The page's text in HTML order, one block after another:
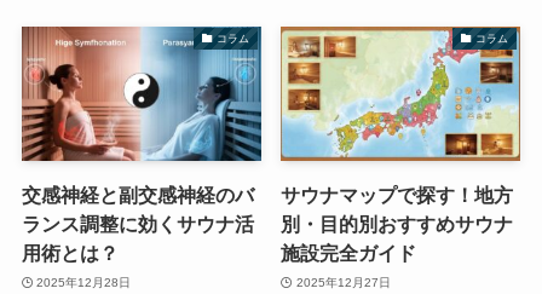
コラム
交感神経と副交感神経のバ
ランス調整に効くサウナ活
用術とは？
2025年12月28日
コラム
サウナマップで探す！地方
別・目的別おすすめサウナ
施設完全ガイド
2025年12月27日